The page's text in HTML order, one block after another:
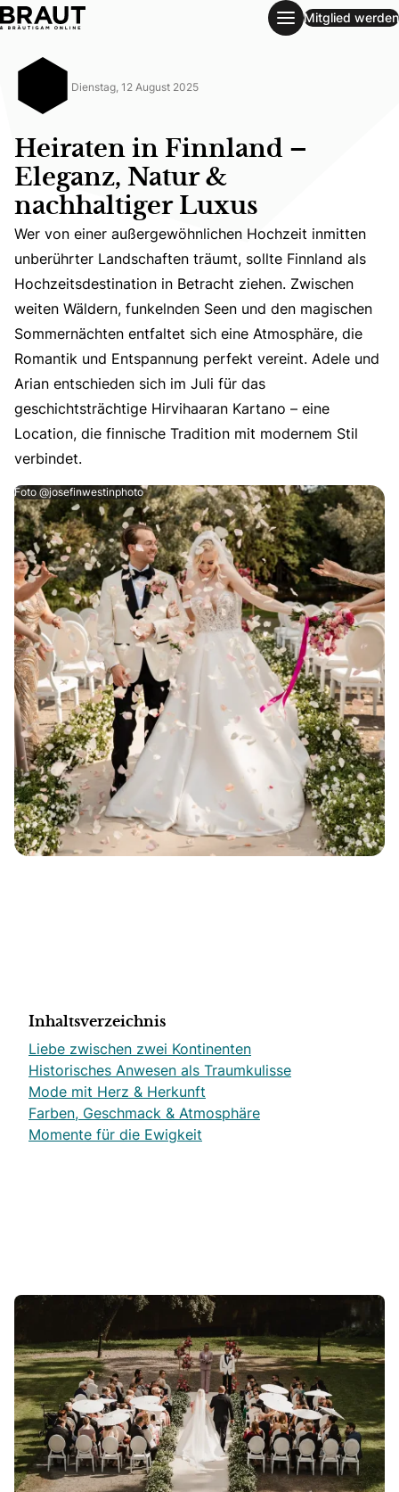
Heiraten in Finnland – Eleganz, Natur & nachhaltiger Luxus
Mitglied werden
Dienstag, 12 August 2025
Heiraten in Finnland –
Eleganz, Natur &
nachhaltiger Luxus
Wer von einer außergewöhnlichen Hochzeit inmitten
Wer von einer außergewöhnlichen Hochzeit inmitten
unberührter Landschaften träumt, sollte Finnland als
Hochzeitsdestination in Betracht ziehen. Zwischen
weiten Wäldern, funkelnden Seen und den magischen
Sommernächten entfaltet sich eine Atmosphäre, die
Romantik und Entspannung perfekt vereint. Adele und
Arian entschieden sich im Juli für das
geschichtsträchtige Hirvihaaran Kartano – eine
Location, die finnische Tradition mit modernem Stil
verbindet.
Foto @josefinwestinphoto
Inhaltsverzeichnis
Liebe zwischen zwei Kontinenten
Historisches Anwesen als Traumkulisse
Mode mit Herz & Herkunft
Farben, Geschmack & Atmosphäre
Momente für die Ewigkeit